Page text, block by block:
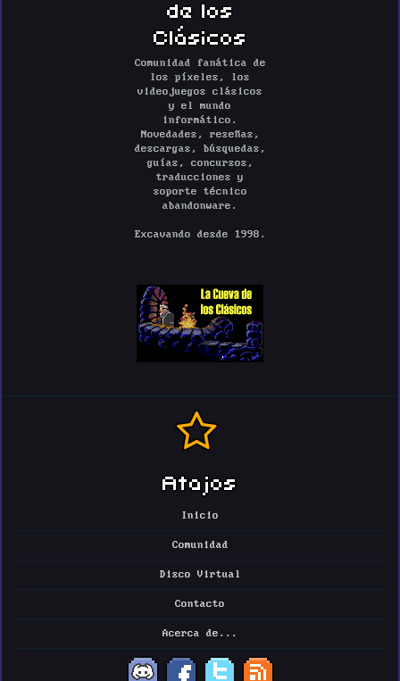
de los
Clásicos
Comunidad fanática de
los píxeles, los
videojuegos clásicos
y el mundo
informático.
Novedades, reseñas,
descargas, búsquedas,
guías, concursos,
traducciones y
soporte técnico
abandonware.
Excavando desde 1998.
Atajos
Inicio
Comunidad
Disco Virtual
Contacto
Acerca de...